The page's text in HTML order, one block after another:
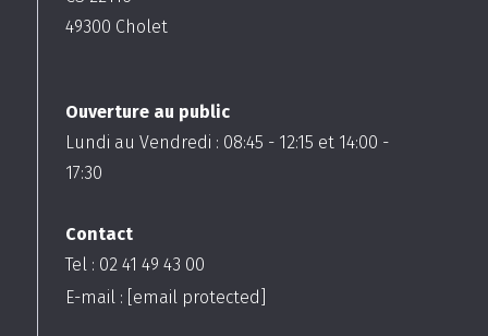
49300 Cholet
Ouverture au public
Lundi au Vendredi : 08:45 - 12:15 et 14:00 -
17:30
Contact
Tel : 02 41 49 43 00
E-mail : [email protected]